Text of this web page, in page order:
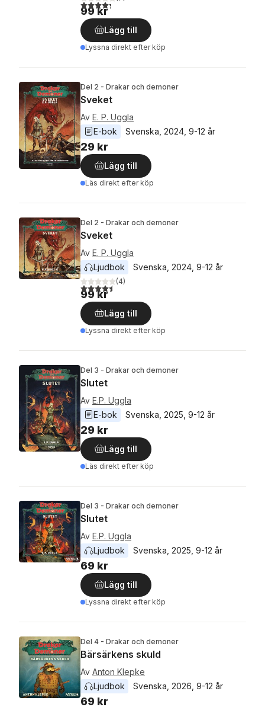
4,3utav 5 stjärnor. Totalt antal röster:
99 kr
Lägg till
Lyssna direkt efter köp
Del 2 - Drakar och demoner
Sveket
Av E. P. Uggla
E-bok
Svenska 2024 9-12 år
29 kr
Lägg till
Läs direkt efter köp
Del 2 - Drakar och demoner
Sveket
Av E. P. Uggla
Ljudbok
Svenska 2024 9-12 år
4,5utav 5 stjärnor. Totalt antal röster:
(4)
99 kr
Lägg till
Lyssna direkt efter köp
Del 3 - Drakar och demoner
Slutet
Av E.P. Uggla
E-bok
Svenska 2025 9-12 år
29 kr
Lägg till
Läs direkt efter köp
Del 3 - Drakar och demoner
Slutet
Av E.P. Uggla
Ljudbok
Svenska 2025 9-12 år
69 kr
Lägg till
Lyssna direkt efter köp
Del 4 - Drakar och demoner
Bärsärkens skuld
Av Anton Klepke
Ljudbok
Svenska 2026 9-12 år
69 kr